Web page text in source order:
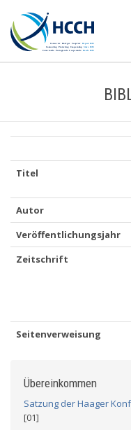
Titel
Autor
Veröffentlichungsjahr
Zeitschrift
Seitenverweisung
Übereinkommen
Satzung der Haager
[01]